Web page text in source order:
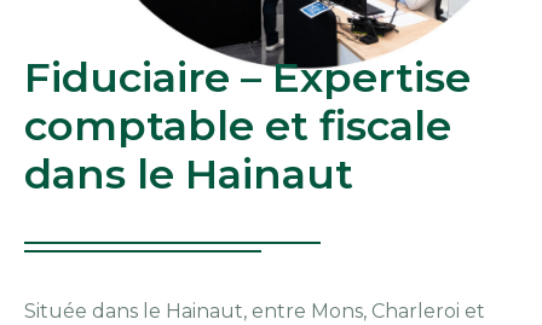
Fiduciaire – Expertise
comptable et fiscale
dans le Hainaut
Située dans le Hainaut, entre Mons, Charleroi et